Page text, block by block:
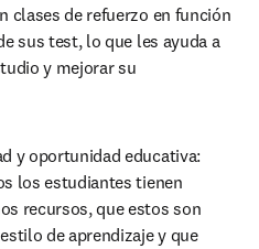
clases de refuerzo en función
sus test, lo que les ayuda a
y mejorar su
y oportunidad educativa:
los estudiantes tienen
recursos, que estos son
de aprendizaje y que